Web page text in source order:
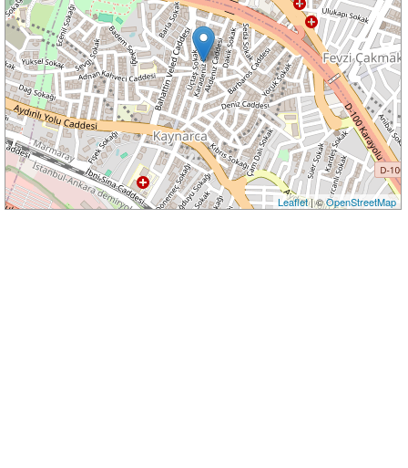
Leaflet| ©OpenStreetMap